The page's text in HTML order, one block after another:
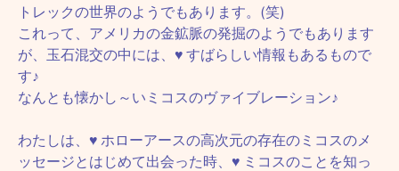
トレックの世界のようでもあります。(笑)
これって、アメリカの金鉱脈の発掘のようでもあります
が、玉石混交の中には、♥ すばらしい情報もあるもので
す♪
なんとも懐かし～いミコスのヴァイブレーション♪
わたしは、♥ ホローアースの高次元の存在のミコスのメ
ッセージとはじめて出会った時、♥ ミコスのことを知っ